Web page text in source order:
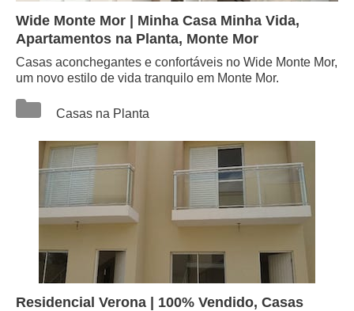
Wide Monte Mor | Minha Casa Minha Vida,
Apartamentos na Planta, Monte Mor
Casas aconchegantes e confortáveis no Wide Monte Mor,
um novo estilo de vida tranquilo em Monte Mor.
Casas na Planta
Residencial Verona | 100% Vendido, Casas